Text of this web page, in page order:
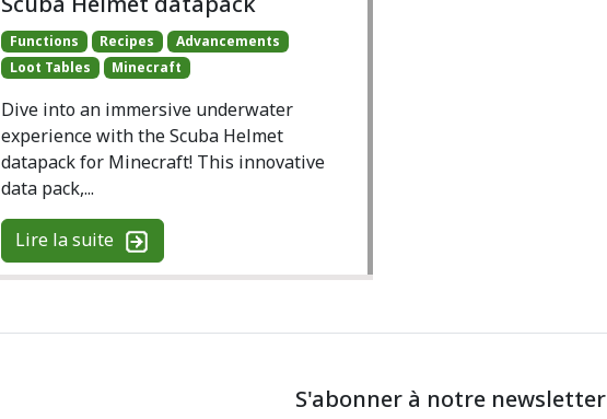
Functions Recipes
Advancements
Loot Tables
Minecraft
Dive into an immersive underwater
experience with the Scuba Helmet
datapack for Minecraft! This innovative
data pack,...
Lire la suite
S'abonner à notre newsletter